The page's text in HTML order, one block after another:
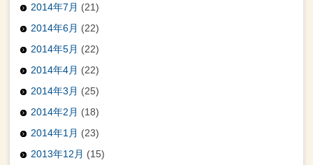
2014年7月 (21)
2014年6月 (22)
2014年5月 (22)
2014年4月 (22)
2014年3月 (25)
2014年2月 (18)
2014年1月 (23)
2013年12月 (15)